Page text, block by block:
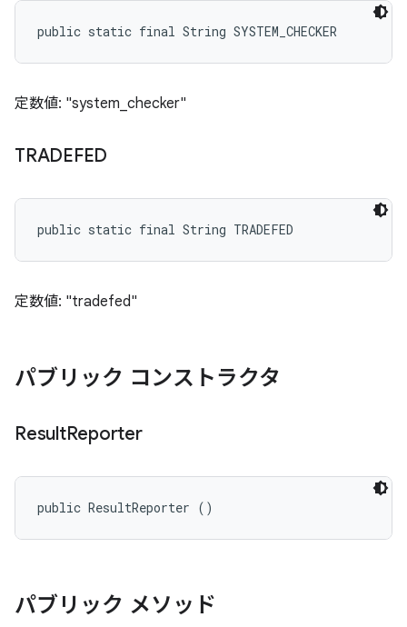
public static final String SYSTEM_CHECKER
定数値: "system_checker"
TRADEFED
public static final String TRADEFED
定数値: "tradefed"
パブリック コンストラクタ
ResultReporter
public ResultReporter ()
パブリック メソッド